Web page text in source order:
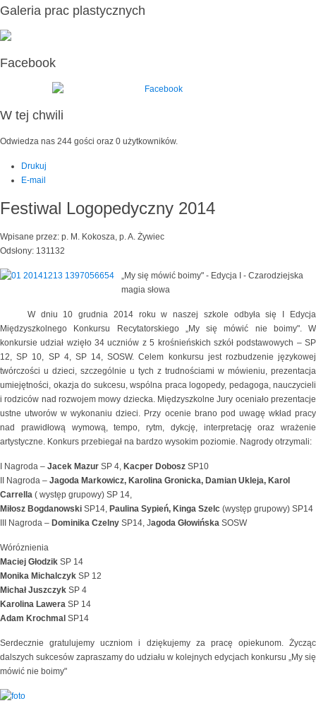
Galeria prac plastycznych
Facebook
W tej chwili
Odwiedza nas 244 gości oraz 0 użytkowników.
Drukuj
E-mail
Festiwal Logopedyczny 2014
Wpisane przez: p. M. Kokosza, p. A. Żywiec
Odsłony: 131132
„My się mówić boimy" - Edycja I - Czarodziejska
magia słowa
W dniu 10 grudnia 2014 roku w naszej szkole odbyła się I Edycja
Międzyszkolnego Konkursu Recytatorskiego „My się mówić nie boimy". W
konkursie udział wzięło 34 uczniów z 5 krośnieńskich szkół podstawowych – SP
12, SP 10, SP 4, SP 14, SOSW. Celem konkursu jest rozbudzenie językowej
twórczości u dzieci, szczególnie u tych z trudnościami w mówieniu, prezentacja
umiejętności, okazja do sukcesu, wspólna praca logopedy, pedagoga, nauczycieli
i rodziców nad rozwojem mowy dziecka. Międzyszkolne Jury oceniało prezentacje
ustne utworów w wykonaniu dzieci. Przy ocenie brano pod uwagę wkład pracy
nad prawidłową wymową, tempo, rytm, dykcję, interpretację oraz wrażenie
artystyczne. Konkurs przebiegał na bardzo wysokim poziomie. Nagrody otrzymali:
I Nagroda – Jacek Mazur SP 4, Kacper Dobosz SP10
II Nagroda – Jagoda Markowicz, Karolina Gronicka, Damian Ukleja, Karol
Carrella ( występ grupowy) SP 14,
Miłosz Bogdanowski SP14, Paulina Sypień, Kinga Szelc (występ grupowy) SP14
III Nagroda – Dominika Czelny SP14, Jagoda Głowińska SOSW
Wóróznienia
Maciej Głodzik SP 14
Monika Michalczyk SP 12
Michał Juszczyk SP 4
Karolina Lawera SP 14
Adam Krochmal SP14
Serdecznie gratulujemy uczniom i dziękujemy za pracę opiekunom. Życząc
dalszych sukcesów zapraszamy do udziału w kolejnych edycjach konkursu „My się
mówić nie boimy"